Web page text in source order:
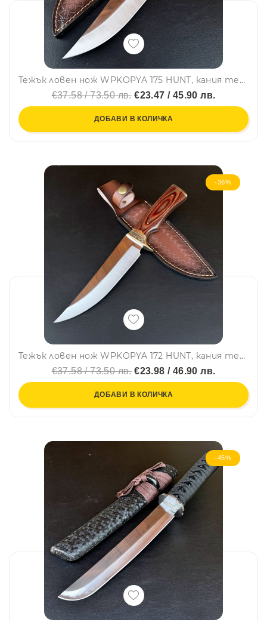
Тежък ловен нож WPKOPYA 175 HUNT, кания телешки бланк, стомана 5CR13
€37.58 / 73.50 лв.€23.47 / 45.90 лв.
ДОБАВИ В КОЛИЧКА
-36%
Тежък ловен нож WPKOPYA 172 HUNT, кания телешки бланк, стомана 5CR13
€37.58 / 73.50 лв.€23.98 / 46.90 лв.
ДОБАВИ В КОЛИЧКА
-45%